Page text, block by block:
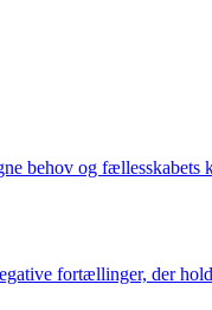
behov og
fortællinger, der